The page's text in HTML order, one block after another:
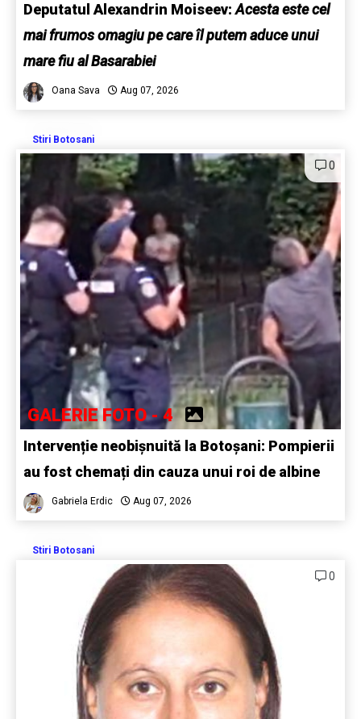
Deputatul Alexandrin Moiseev:Acesta este cel
mai frumos omagiu pe care îl putem aduce unui
mare fiu al Basarabiei
Oana Sava Aug 07, 2026
Stiri Botosani
0
GALERIE FOTO - 4
Intervenție neobișnuită la Botoșani: Pompierii
au fost chemați din cauza unui roi de albine
Gabriela Erdic Aug 07, 2026
Stiri Botosani
0